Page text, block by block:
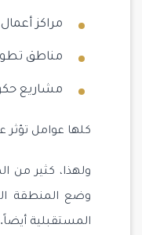
مراكز أعمال
مناطق
مشاريع
كلها عوامل تؤثر
ولهذا، كثير من
وضع المنطقة
المستقبلية أيضاً.